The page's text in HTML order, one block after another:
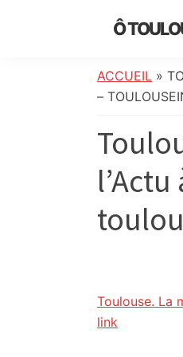
Ô
de
l’actualité
info
locale,
société,
culture,
politique,
divers
et
ACCUEIL »
–
Toulouse. La
link